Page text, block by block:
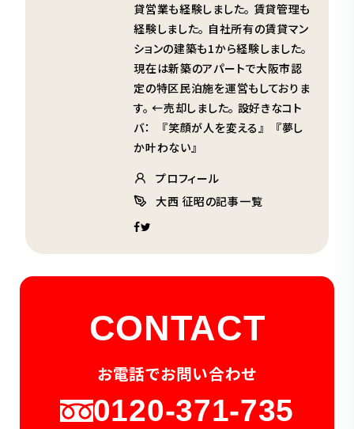
貸営業も経験しました。 賃貸管理も
経験しました。 自社所有の賃貸マン
ションの建築も1から経験しました。
現在は新築のアパートで大阪市認
定の特区民泊施を運営もしておりま
す。 ←売却しました。 設好きなコト
バ： 『笑顔が人を変える』 『夢し
か叶わない』
プロフィール
大西 征昭の記事一覧
CONTACT
お電話でお問い合わせ
0120-371-735